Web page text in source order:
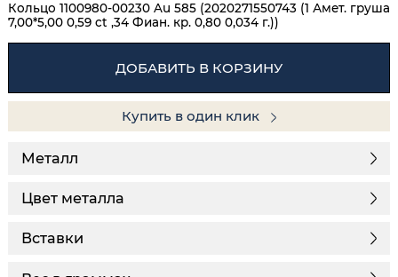
Кольцо 1100980-00230 Au 585 (2020271550743 (1 Амет. груша
7,00*5,00 0,59 ct ,34 Фиан. кр. 0,80 0,034 г.))
ДОБАВИТЬ В КОРЗИНУ
Купить в один клик
Металл
Цвет металла
Вставки